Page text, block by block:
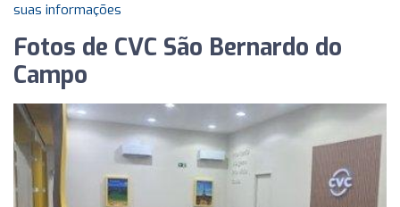
suas informações
Fotos de CVC São Bernardo do
Campo